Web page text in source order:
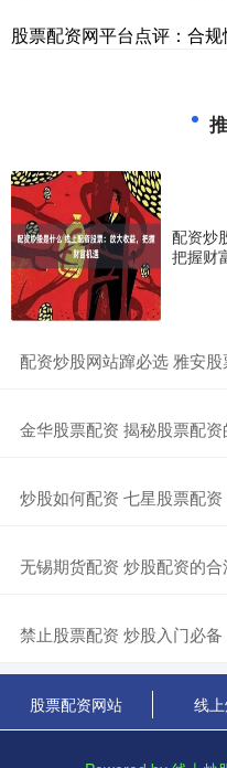
股票配资网平台点评：合
配资炒
把握财
配资炒股网站蹿必选 雅安
金华股票配资 揭秘股票配
炒股如何配资 七星股票配
无锡期货配资 炒股配资的
禁止股票配资 炒股入门必
股票配资网站 线